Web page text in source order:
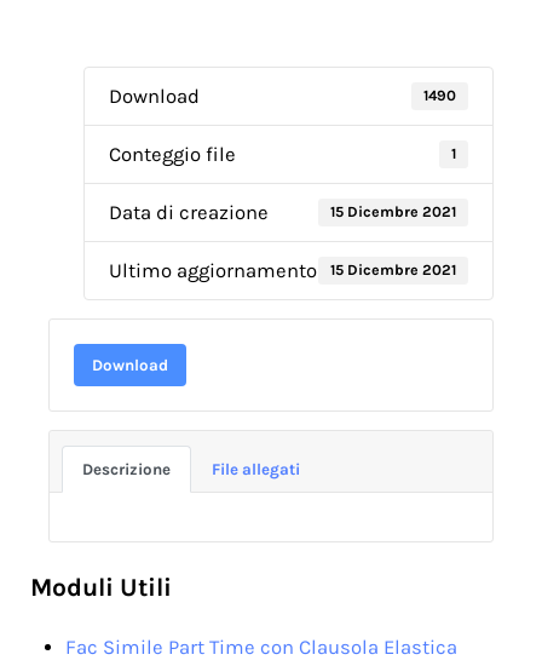
Download 1490
Conteggio file 1
Data di creazione 15 Dicembre 2021
Ultimo aggiornamento 15 Dicembre 2021
Download
Descrizione File allegati
Moduli Utili
Fac Simile Part Time con Clausola Elastica